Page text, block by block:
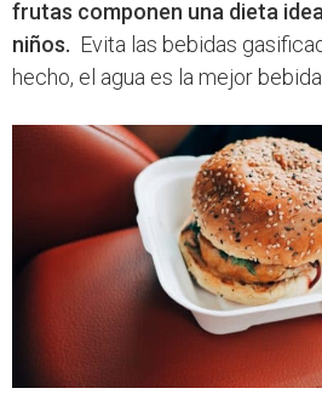
frutas componen una dieta
niños. Evita las bebidas
hecho, el agua es la mejor